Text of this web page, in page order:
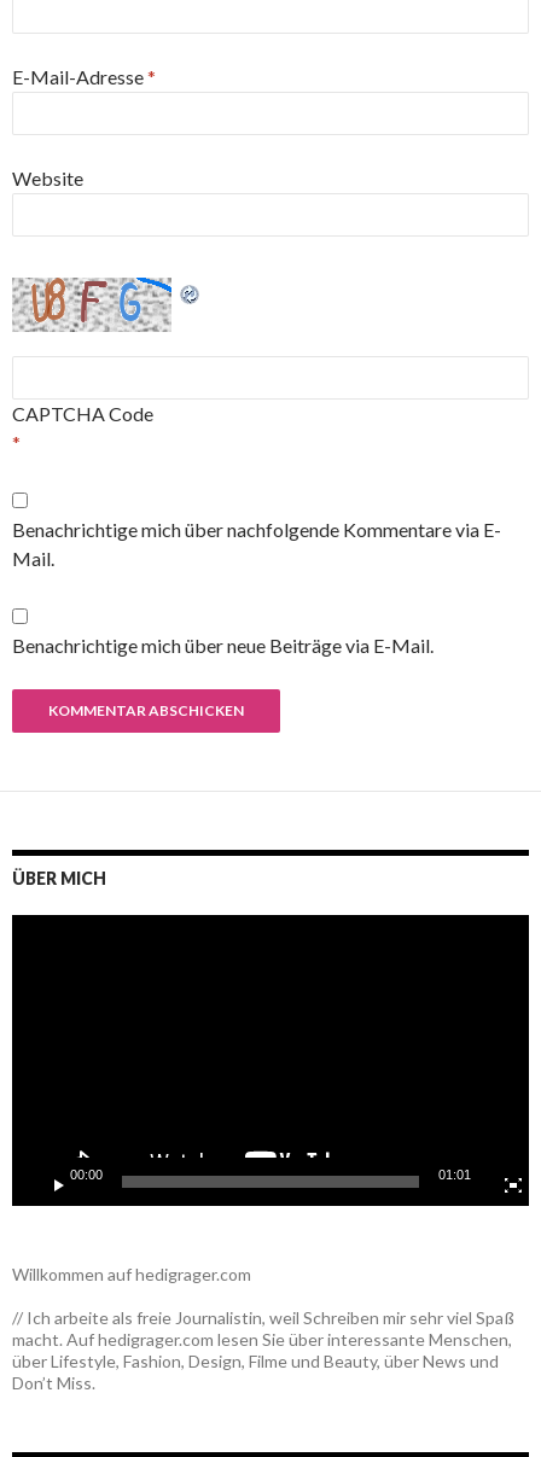
E-Mail-Adresse*
Website
CAPTCHA Code
*
Benachrichtige mich über nachfolgende Kommentare via E-
Mail.
Benachrichtige mich über neue Beiträge via E-Mail.
ÜBER MICH
00:00 01:01
Willkommen auf hedigrager.com
// Ich arbeite als freie Journalistin, weil Schreiben mir sehr viel Spaß
macht. Auf hedigrager.com lesen Sie über interessante Menschen,
über Lifestyle, Fashion, Design, Filme und Beauty, über News und
Don’t Miss.